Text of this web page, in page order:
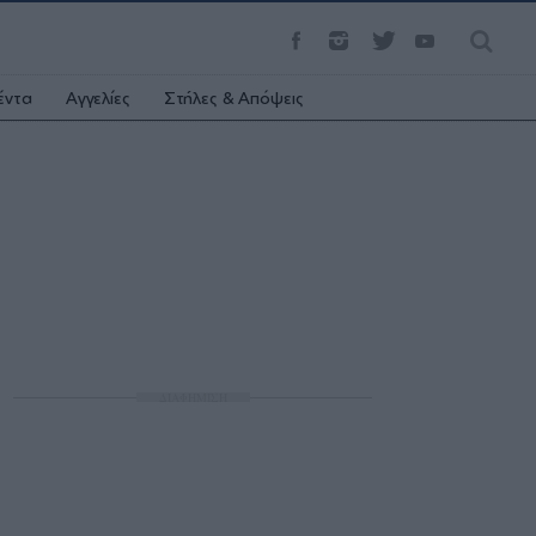
Αγγελίες Στήλες & Απόψεις